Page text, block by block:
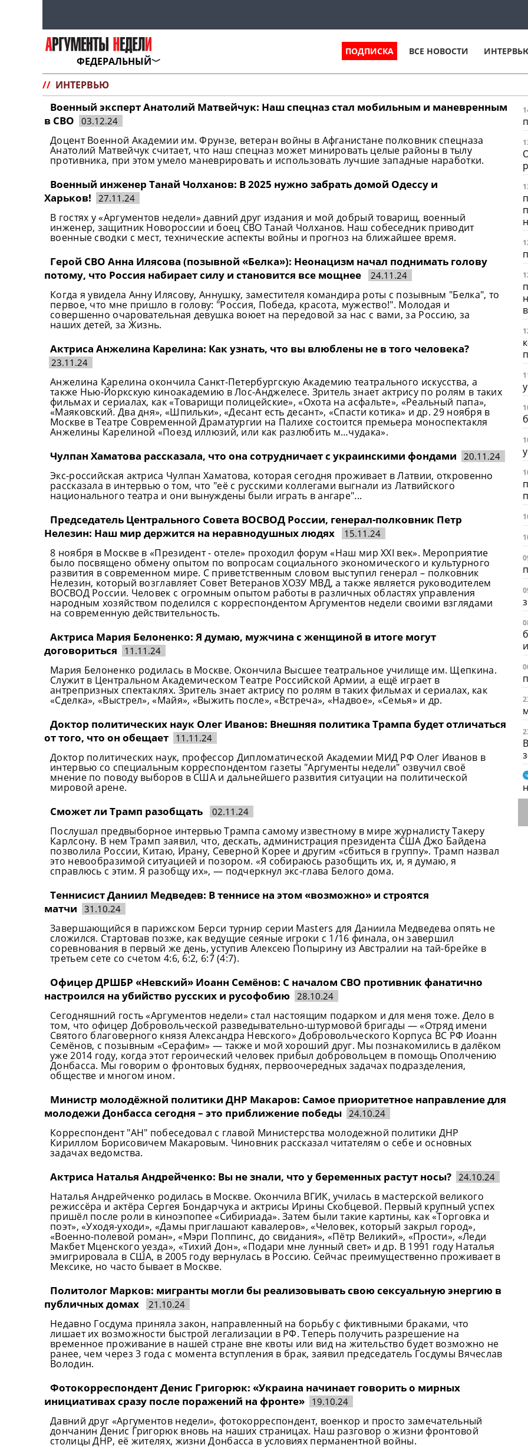
ФЕДЕРАЛЬНЫЙ
ПОДПИСКА ВСЕ НОВОСТИ
// ИНТЕРВЬЮ
Военный эксперт Анатолий Матвейчук: Наш спецназ стал мобильным и маневренным
в СВО
03.12.24
Доцент Военной Академии им. Фрунзе, ветеран войны в Афганистане полковник спецназа
Анатолий Матвейчук считает, что наш спецназ может минировать целые районы в тылу
противника, при этом умело маневрировать и использовать лучшие западные наработки.
Военный инженер Танай Чолханов: В 2025 нужно забрать домой Одессу и
Харьков!
27.11.24
В гостях у «Аргументов недели» давний друг издания и мой добрый товарищ, военный
инженер, защитник Новороссии и боец СВО Танай Чолханов. Наш собеседник приводит
военные сводки с мест, технические аспекты войны и прогноз на ближайшее время.
Герой СВО Анна Илясова (позывной «Белка»): Неонацизм начал поднимать голову
потому, что Россия набирает силу и становится все мощнее
24.11.24
Когда я увидела Анну Илясову, Аннушку, заместителя командира роты с позывным "Белка", то
первое, что мне пришло в голову: "Россия, Победа, красота, мужество!". Молодая и
совершенно очаровательная девушка воюет на передовой за нас с вами, за Россию, за
наших детей, за Жизнь.
Актриса Анжелина Карелина: Как узнать, что вы влюблены не в того человека?
23.11.24
Анжелина Карелина окончила Санкт-Петербургскую Академию театрального искусства, а
также Нью-Йоркскую киноакадемию в Лос-Анджелесе. Зритель знает актрису по ролям в таких
фильмах и сериалах, как «Товарищи полицейские», «Охота на асфальте», «Реальный папа»,
«Маяковский. Два дня», «Шпильки», «Десант есть десант», «Спасти котика» и др. 29 ноября в
Москве в Театре Современной Драматургии на Палихе состоится премьера моноспектакля
Анжелины Карелиной «Поезд иллюзий, или как разлюбить м…чудака».
Чулпан Хаматова рассказала, что она сотрудничает с украинскими фондами 20.11.24
Экс-российская актриса Чулпан Хаматова, которая сегодня проживает в Латвии, откровенно
рассказала в интервью о том, что "её с русскими коллегами выгнали из Латвийского
национального театра и они вынуждены были играть в ангаре"...
Председатель Центрального Совета ВОСВОД России, генерал-полковник Петр
Нелезин: Наш мир держится на неравнодушных людях
15.11.24
8 ноября в Москве в «Президент - отеле» проходил форум «Наш мир XXI век». Мероприятие
было посвящено обмену опытом по вопросам социального экономического и культурного
развития в современном мире. С приветственным словом выступил генерал – полковник
Нелезин, который возглавляет Совет Ветеранов ХОЗУ МВД, а также является руководителем
ВОСВОД России. Человек с огромным опытом работы в различных областях управления
народным хозяйством поделился с корреспондентом Аргументов недели своими взглядами
на современную действительность.
Актриса Мария Белоненко: Я думаю, мужчина с женщиной в итоге могут
договориться
11.11.24
Мария Белоненко родилась в Москве. Окончила Высшее театральное училище им. Щепкина.
Служит в Центральном Академическом Театре Российской Армии, а ещё играет в
антрепризных спектаклях. Зритель знает актрису по ролям в таких фильмах и сериалах, как
«Сделка», «Выстрел», «Майя», «Выжить после», «Встреча», «Надвое», «Семья» и др.
Доктор политических наук Олег Иванов: Внешняя политика Трампа будет отличаться
от того, что он обещает
11.11.24
Доктор политических наук, профессор Дипломатической Академии МИД РФ Олег Иванов в
интервью со специальным корреспондентом газеты "Аргументы недели" озвучил своё
мнение по поводу выборов в США и дальнейшего развития ситуации на политической
мировой арене.
Сможет ли Трамп разобщать 02.11.24
Послушал предвыборное интервью Трампа самому известному в мире журналисту Такеру
Карлсону. В нем Трамп заявил, что, дескать, администрация президента США Джо Байдена
позволила России, Китаю, Ирану, Северной Корее и другим «сбиться в группу». Трамп назвал
это невообразимой ситуацией и позором. «Я собираюсь разобщить их, и, я думаю, я
справлюсь с этим. Я разобщу их», — подчеркнул экс-глава Белого дома.
Теннисист Даниил Медведев: В теннисе на этом «возможно» и строятся
матчи
31.10.24
Завершающийся в парижском Берси турнир серии Masters для Даниила Медведева опять не
сложился. Стартовав позже, как ведущие сеяные игроки с 1/16 финала, он завершил
соревнования в первый же день, уступив Алексею Попырину из Австралии на тай-брейке в
третьем сете со счетом 4:6, 6:2, 6:7 (4:7).
Офицер ДРШБР «Невский» Иоанн Семёнов: С началом СВО противник фанатично
настроился на убийство русских и русофобию
28.10.24
Сегодняшний гость «Аргументов недели» стал настоящим подарком и для меня тоже. Дело в
том, что офицер Добровольческой разведывательно-штурмовой бригады — «Отряд имени
Святого благоверного князя Александра Невского» Добровольческого Корпуса ВС РФ Иоанн
Семёнов, с позывным «Серафим» — также и мой хороший друг. Мы познакомились в далёком
уже 2014 году, когда этот героический человек прибыл добровольцем в помощь Ополчению
Донбасса. Мы говорим о фронтовых буднях, первоочередных задачах подразделения,
обществе и многом ином.
Министр молодёжной политики ДНР Макаров: Самое приоритетное направление для
молодежи Донбасса сегодня – это приближение победы
24.10.24
Корреспондент "АН" побеседовал с главой Министерства молодежной политики ДНР
Кириллом Борисовичем Макаровым. Чиновник рассказал читателям о себе и основных
задачах ведомства.
Актриса Наталья Андрейченко: Вы не знали, что у беременных растут носы? 24.10.24
Наталья Андрейченко родилась в Москве. Окончила ВГИК, училась в мастерской великого
режиссёра и актёра Сергея Бондарчука и актрисы Ирины Скобцевой. Первый крупный успех
пришёл после роли в киноэпопее «Сибириада». Затем были такие картины, как «Торговка и
поэт», «Уходя-уходи», «Дамы приглашают кавалеров», «Человек, который закрыл город»,
«Военно-полевой роман», «Мэри Поппинс, до свидания», «Пётр Великий», «Прости», «Леди
Макбет Мценского уезда», «Тихий Дон», «Подари мне лунный свет» и др. В 1991 году Наталья
эмигрировала в США, в 2005 году вернулась в Россию. Сейчас преимущественно проживает в
Мексике, но часто бывает в Москве.
Политолог Марков: мигранты могли бы реализовывать свою сексуальную энергию в
публичных домах
21.10.24
Недавно Госдума приняла закон, направленный на борьбу с фиктивными браками, что
лишает их возможности быстрой легализации в РФ. Теперь получить разрешение на
временное проживание в нашей стране вне квоты или вид на жительство будет возможно не
ранее, чем через 3 года с момента вступления в брак, заявил председатель Госдумы Вячеслав
Володин.
Фотокорреспондент Денис Григорюк: «Украина начинает говорить о мирных
инициативах сразу после поражений на фронте»
19.10.24
Давний друг «Аргументов недели», фотокорреспондент, военкор и просто замечательный
дончанин Денис Григорюк вновь на наших страницах. Наш разговор о жизни фронтовой
столицы ДНР, её жителях, жизни Донбасса в условиях перманентной войны.